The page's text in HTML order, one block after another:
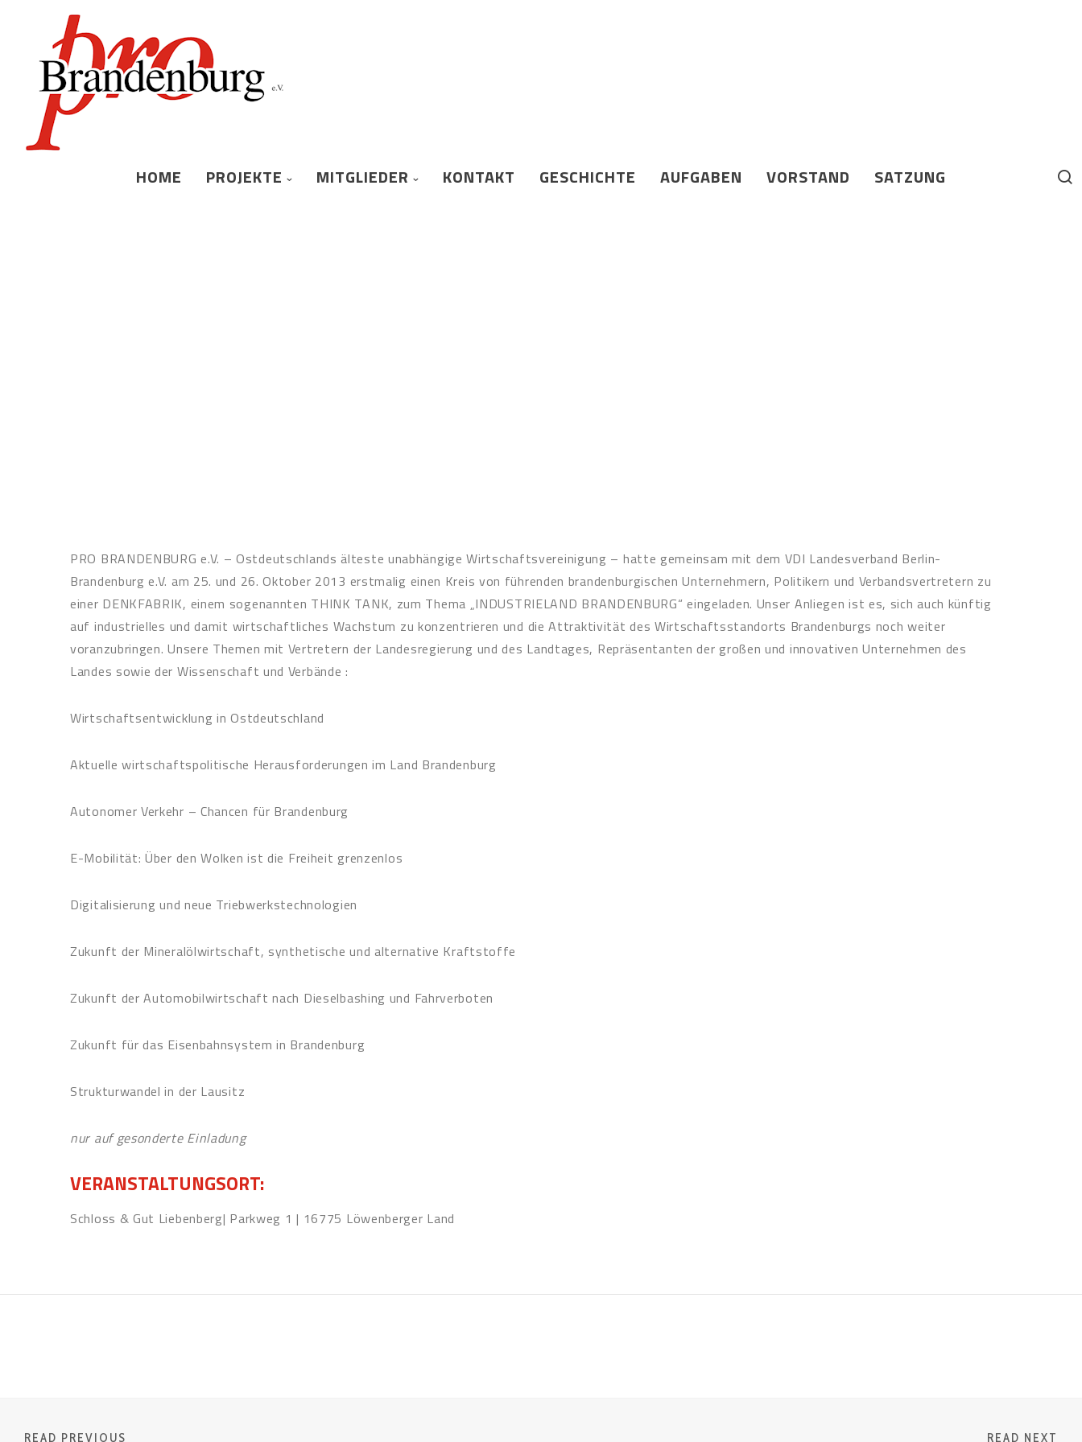
HOME PROJEKTE MITGLIEDER KONTAKT GESCHICHTE AUFGABEN VORSTAND SATZUNG
PRO BRANDENBURG e.V. – Ostdeutschlands älteste unabhängige Wirtschaftsvereinigung – hatte gemeinsam mit dem VDI Landesverband Berlin-
Brandenburg e.V. am 25. und 26. Oktober 2013 erstmalig einen Kreis von führenden brandenburgischen Unternehmern, Politikern und Verbandsvertretern zu
einer DENKFABRIK, einem sogenannten THINK TANK, zum Thema „INDUSTRIELAND BRANDENBURG“ eingeladen. Unser Anliegen ist es, sich auch künftig
auf industrielles und damit wirtschaftliches Wachstum zu konzentrieren und die Attraktivität des Wirtschaftsstandorts Brandenburgs noch weiter
voranzubringen. Unsere Themen mit Vertretern der Landesregierung und des Landtages, Repräsentanten der großen und innovativen Unternehmen des
Landes sowie der Wissenschaft und Verbände :
Wirtschaftsentwicklung in Ostdeutschland
Aktuelle wirtschaftspolitische Herausforderungen im Land Brandenburg
Autonomer Verkehr – Chancen für Brandenburg
E-Mobilität: Über den Wolken ist die Freiheit grenzenlos
Digitalisierung und neue Triebwerkstechnologien
Zukunft der Mineralölwirtschaft, synthetische und alternative Kraftstoffe
Zukunft der Automobilwirtschaft nach Dieselbashing und Fahrverboten
Zukunft für das Eisenbahnsystem in Brandenburg
Strukturwandel in der Lausitz
nur auf gesonderte Einladung
VERANSTALTUNGSORT:
Schloss & Gut Liebenberg| Parkweg 1 | 16775 Löwenberger Land
READ PREVIOUS READ NEXT